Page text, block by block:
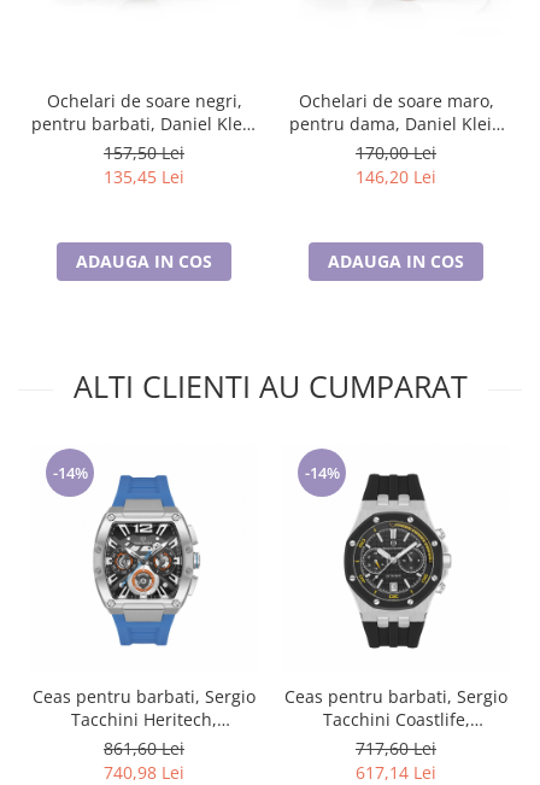
Ochelari de soare negri,
pentru barbati, Daniel Klein
Sunglasses, DK3262-1
157,50 Lei
135,45 Lei
ADAUGA IN COS
Ochelari de soare maro,
pentru dama, Daniel Klein
Sunglasses, DK4322-2
170,00 Lei
146,20 Lei
ADAUGA IN COS
ALTI CLIENTI AU CUMPARAT
-14%
Ceas pentru barbati, Sergio
Tacchini Heritech,
ST.3.10003.2
861,60 Lei
740,98 Lei
-14%
Ceas pentru barbati, Sergio
Tacchini Coastlife,
ST.1.10447.1
717,60 Lei
617,14 Lei